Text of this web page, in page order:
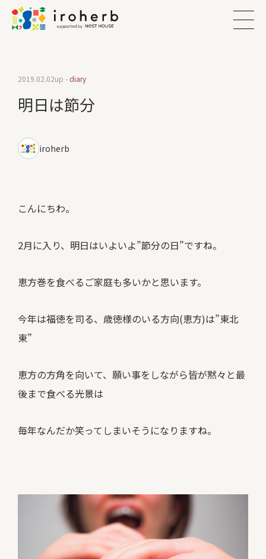
明日は節分
2019.02.02up - diary
iroherb
こんにちわ。
2月に入り、明日はいよいよ”節分の日”ですね。
恵方巻を食べるご家庭も多いかと思います。
今年は福徳を司る、歳徳様のいる方向(恵方)は”東北
東”
恵方の方角を向いて、願い事をしながら皆が黙々と最
後まで食べる光景は
毎年なんだか笑ってしまいそうになりますね。